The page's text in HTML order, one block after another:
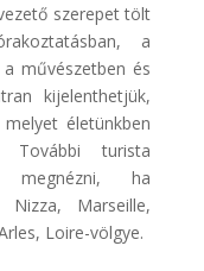
szerepet tölt
a
művészetben és
kijelenthetjük,
életünkben
További turista
megnézni, ha
Nizza, Marseille,
Loire-völgye.